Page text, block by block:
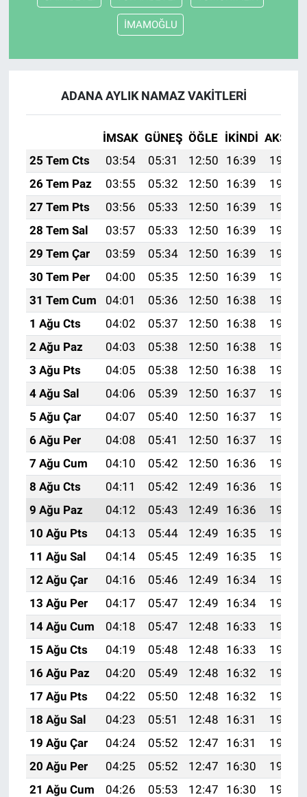
İMAMOĞLU
ADANA AYLIK NAMAZ VAKITLERI
İMSAK GÜNEŞ ÖĞLE İKINDI AKŞAM
25 Tem Cts
03:54 05:31 12:50 16:39
19:59
26 Tem Paz
03:55 05:32 12:50 16:39
19:59
27 Tem Pts
03:56 05:33 12:50 16:39
19:58
28 Tem Sal
03:57 05:33 12:50 16:39
19:57
29 Tem Çar
03:59 05:34 12:50 16:39
19:56
30 Tem Per
04:00 05:35 12:50 16:39
19:55
31 Tem Cum
04:01 05:36 12:50 16:38
19:54
1 Ağu Cts
04:02 05:37 12:50 16:38
19:54
2 Ağu Paz
04:03 05:38 12:50 16:38
19:53
3 Ağu Pts
04:05 05:38 12:50 16:38
19:52
4 Ağu Sal
04:06 05:39 12:50 16:37
19:51
5 Ağu Çar
04:07 05:40 12:50 16:37
19:50
6 Ağu Per
04:08 05:41 12:50 16:37
19:49
7 Ağu Cum
04:10 05:42 12:50 16:36
19:48
8 Ağu Cts
04:11 05:42 12:49 16:36
19:46
9 Ağu Paz
04:12 05:43 12:49 16:36
19:45
10 Ağu Pts
04:13 05:44 12:49 16:35
19:44
11 Ağu Sal
04:14 05:45 12:49 16:35
19:43
12 Ağu Çar
04:16 05:46 12:49 16:34
19:42
13 Ağu Per
04:17 05:47 12:49 16:34
19:41
14 Ağu Cum
04:18 05:47 12:48 16:33
19:40
15 Ağu Cts
04:19 05:48 12:48 16:33
19:38
16 Ağu Paz
04:20 05:49 12:48 16:32
19:37
17 Ağu Pts
04:22 05:50 12:48 16:32
19:36
18 Ağu Sal
04:23 05:51 12:48 16:31
19:35
19 Ağu Çar
04:24 05:52 12:47 16:31
19:33
20 Ağu Per
04:25 05:52 12:47 16:30
19:32
21 Ağu Cum
04:26 05:53 12:47 16:30
19:31